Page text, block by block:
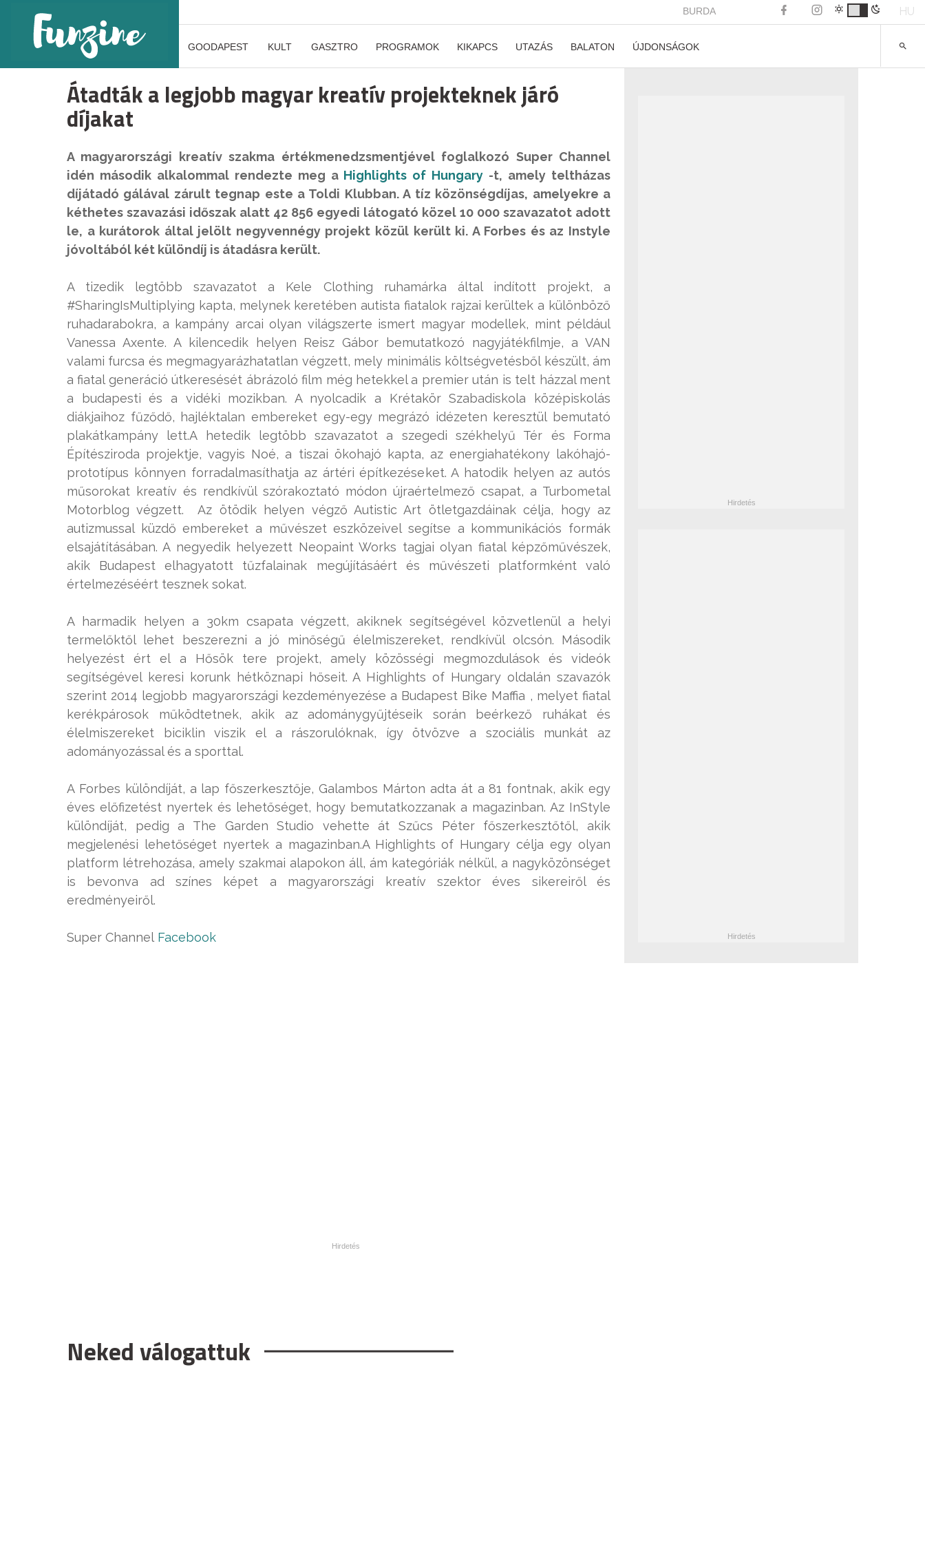
BURDA HU
GOODAPEST KULT GASZTRO PROGRAMOK KIKAPCS UTAZÁS BALATON ÚJDONSÁGOK
Átadták a legjobb magyar kreatív projekteknek járó
díjakat
A magyarországi kreatív szakma értékmenedzsmentjével foglalkozó Super Channel
idén második alkalommal rendezte meg a Highlights of Hungary -t, amely teltházas
díjátadó gálával zárult tegnap este a Toldi Klubban. A tíz közönségdíjas, amelyekre a
kéthetes szavazási időszak alatt 42 856 egyedi látogató közel 10 000 szavazatot adott
le, a kurátorok által jelölt negyvennégy projekt közül került ki. A Forbes és az Instyle
jóvoltából két különdíj is átadásra került.
A tizedik legtöbb szavazatot a Kele Clothing ruhamárka által indított projekt, a
#SharingIsMultiplying kapta, melynek keretében autista fiatalok rajzai kerültek a különböző
ruhadarabokra, a kampány arcai olyan világszerte ismert magyar modellek, mint például
Vanessa Axente. A kilencedik helyen Reisz Gábor bemutatkozó nagyjátékfilmje, a VAN
valami furcsa és megmagyarázhatatlan végzett, mely minimális költségvetésből készült, ám
a fiatal generáció útkeresését ábrázoló film még hetekkel a premier után is telt házzal ment
a budapesti és a vidéki mozikban. A nyolcadik a Krétakör Szabadiskola középiskolás
diákjaihoz fűződő, hajléktalan embereket egy-egy megrázó idézeten keresztül bemutató
plakátkampány lett.A hetedik legtöbb szavazatot a szegedi székhelyű Tér és Forma
Építésziroda projektje, vagyis Noé, a tiszai ökohajó kapta, az energiahatékony lakóhajó-
prototípus könnyen forradalmasíthatja az ártéri építkezéseket. A hatodik helyen az autós
műsorokat kreatív és rendkívül szórakoztató módon újraértelmező csapat, a Turbometal
Motorblog végzett. Az ötödik helyen végző Autistic Art ötletgazdáinak célja, hogy az
autizmussal küzdő embereket a művészet eszközeivel segítse a kommunikációs formák
elsajátításában. A negyedik helyezett Neopaint Works tagjai olyan fiatal képzőművészek,
akik Budapest elhagyatott tűzfalainak megújításáért és művészeti platformként való
értelmezéséért tesznek sokat.
A harmadik helyen a 30km csapata végzett, akiknek segítségével közvetlenül a helyi
termelőktől lehet beszerezni a jó minőségű élelmiszereket, rendkívül olcsón. Második
helyezést ért el a Hősök tere projekt, amely közösségi megmozdulások és videók
segítségével keresi korunk hétköznapi hőseit. A Highlights of Hungary oldalán szavazók
szerint 2014 legjobb magyarországi kezdeményezése a Budapest Bike Maffia , melyet fiatal
kerékpárosok működtetnek, akik az adománygyűjtéseik során beérkező ruhákat és
élelmiszereket biciklin viszik el a rászorulóknak, így ötvözve a szociális munkát az
adományozással és a sporttal.
A Forbes különdíját, a lap főszerkesztője, Galambos Márton adta át a 81 fontnak, akik egy
éves előfizetést nyertek és lehetőséget, hogy bemutatkozzanak a magazinban. Az InStyle
különdíját, pedig a The Garden Studio vehette át Szűcs Péter főszerkesztőtől, akik
megjelenési lehetőséget nyertek a magazinban.A Highlights of Hungary célja egy olyan
platform létrehozása, amely szakmai alapokon áll, ám kategóriák nélkül, a nagyközönséget
is bevonva ad színes képet a magyarországi kreatív szektor éves sikereiről és
eredményeiről.
Super Channel Facebook
Neked válogattuk